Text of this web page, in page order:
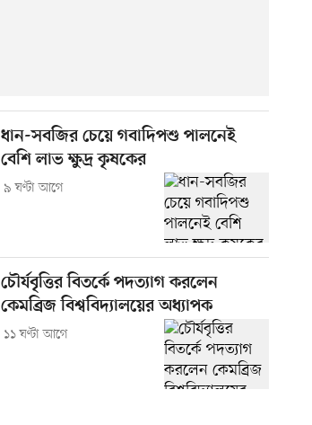
ধান-সবজির চেয়ে গবাদিপশু পালনেই
বেশি লাভ ক্ষুদ্র কৃষকের
৯ ঘণ্টা আগে
চৌর্যবৃত্তির বিতর্কে পদত্যাগ করলেন
কেমব্রিজ বিশ্ববিদ্যালয়ের অধ্যাপক
১১ ঘণ্টা আগে